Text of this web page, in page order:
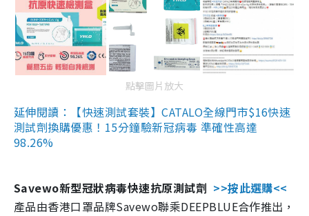
點擊圖片放大
延伸閱讀：【快速測試套裝】CATALO全線門市$16快速
測試劑換購優惠！15分鐘驗新冠病毒 準確性高達
98.26%
Savewo新型冠狀病毒快速抗原測試劑 >>按此選購<<
產品由香港口罩品牌Savewo聯乘DEEPBLUE合作推出，